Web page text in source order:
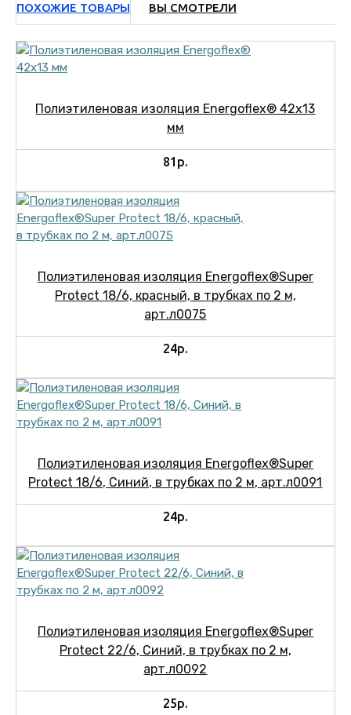
ПОХОЖИЕ ТОВАРЫ ВЫ СМОТРЕЛИ
Полиэтиленовая изоляция Energoflex® 42х13
мм
81р.
Полиэтиленовая изоляция Energoflex®Super
Protect 18/6, красный, в трубках по 2 м,
арт.л0075
24р.
Полиэтиленовая изоляция Energoflex®Super
Protect 18/6, Синий, в трубках по 2 м, арт.л0091
24р.
Полиэтиленовая изоляция Energoflex®Super
Protect 22/6, Синий, в трубках по 2 м,
арт.л0092
25р.